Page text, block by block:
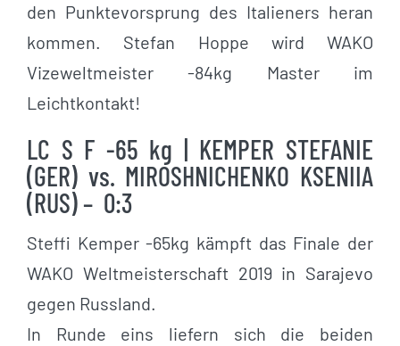
den Punktevorsprung des Italieners heran
kommen. Stefan Hoppe wird WAKO
Vizeweltmeister -84kg Master im
Leichtkontakt!
LC S F -65 kg | KEMPER STEFANIE
(GER) vs. MIROSHNICHENKO KSENIIA
(RUS) – 0:3
Steffi Kemper -65kg kämpft das Finale der
WAKO Weltmeisterschaft 2019 in Sarajevo
gegen Russland.
In Runde eins liefern sich die beiden